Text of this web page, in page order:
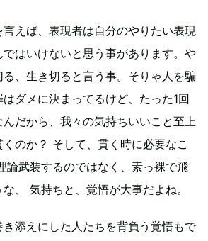
言えば、表現者は自分のやりたい表現
はいけないと思う事があります。や
る、生き切ると言う事。そりゃ人を騙
ダメに決まってるけど、たった1回
だから、我々の気持ちいいこと至上
のか？ そして、貫く時に必要なこ
論武装するのではなく、素っ裸で飛
、 気持ちと、覚悟が大事だよね。
き添えにした人たちを背負う覚悟もで